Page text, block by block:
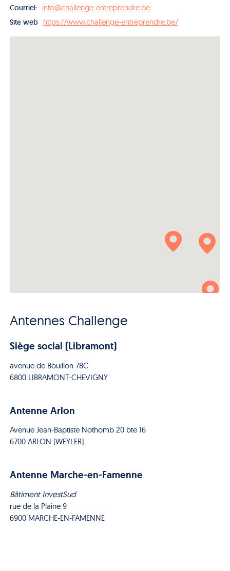
Courriel: info@challenge-entreprendre.be
Site web https://www.challenge-entreprendre.be/
Antennes Challenge
Siège social (Libramont)
avenue de Bouillon 78C
6800 LIBRAMONT-CHEVIGNY
Antenne Arlon
Avenue Jean-Baptiste Nothomb 20 bte 16
6700 ARLON (WEYLER)
Antenne Marche-en-Famenne
Bâtiment InvestSud
rue de la Plaine 9
6900 MARCHE-EN-FAMENNE